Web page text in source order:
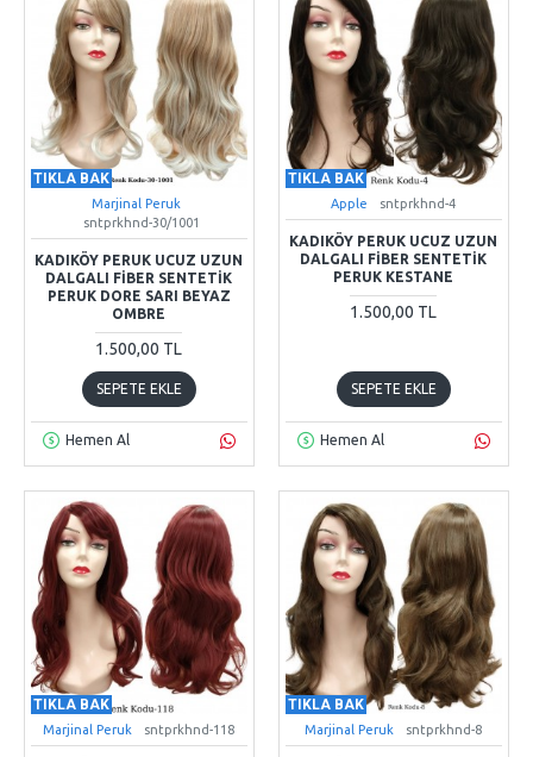
TIKLA BAK
Marjinal Peruk
sntprkhnd-30/1001
KADIKÖY PERUK UCUZ UZUN
DALGALI FIBER SENTETIK
PERUK DORE SARI BEYAZ
OMBRE
1.500,00 TL
SEPETE EKLE
Hemen Al
TIKLA BAK
Apple sntprkhnd-4
KADIKÖY PERUK UCUZ UZUN
DALGALI FIBER SENTETIK
PERUK KESTANE
1.500,00 TL
SEPETE EKLE
Hemen Al
TIKLA BAK
Marjinal Peruk sntprkhnd-118
TIKLA BAK
Marjinal Peruk sntprkhnd-8